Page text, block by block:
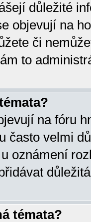
důležité
objevují na
či
to
na fóru
často velmi
oznámení
témata?